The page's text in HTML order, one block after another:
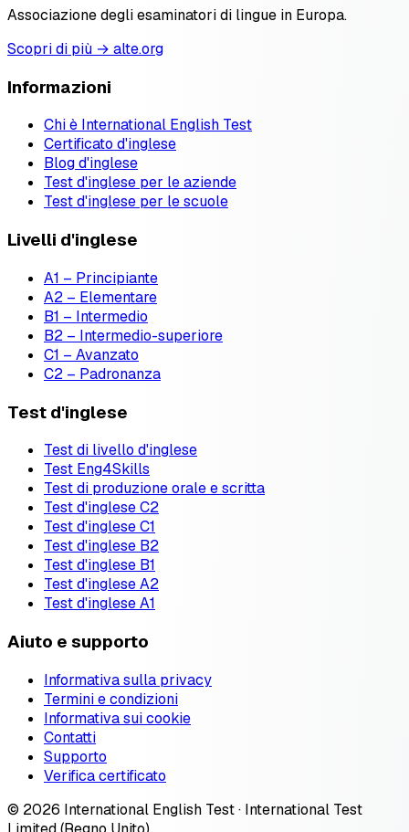
Associazione degli esaminatori di lingue in Europa.
Scopri di più → alte.org
Informazioni
Chi è International English Test
Certificato d'inglese
Blog d'inglese
Test d'inglese per le aziende
Test d'inglese per le scuole
Livelli d'inglese
A1 – Principiante
A2 – Elementare
B1 – Intermedio
B2 – Intermedio-superiore
C1 – Avanzato
C2 – Padronanza
Test d'inglese
Test di livello d'inglese
Test Eng4Skills
Test di produzione orale e scritta
Test d'inglese C2
Test d'inglese C1
Test d'inglese B2
Test d'inglese B1
Test d'inglese A2
Test d'inglese A1
Aiuto e supporto
Informativa sulla privacy
Termini e condizioni
Informativa sui cookie
Contatti
Supporto
Verifica certificato
© 2026 International English Test · International Test